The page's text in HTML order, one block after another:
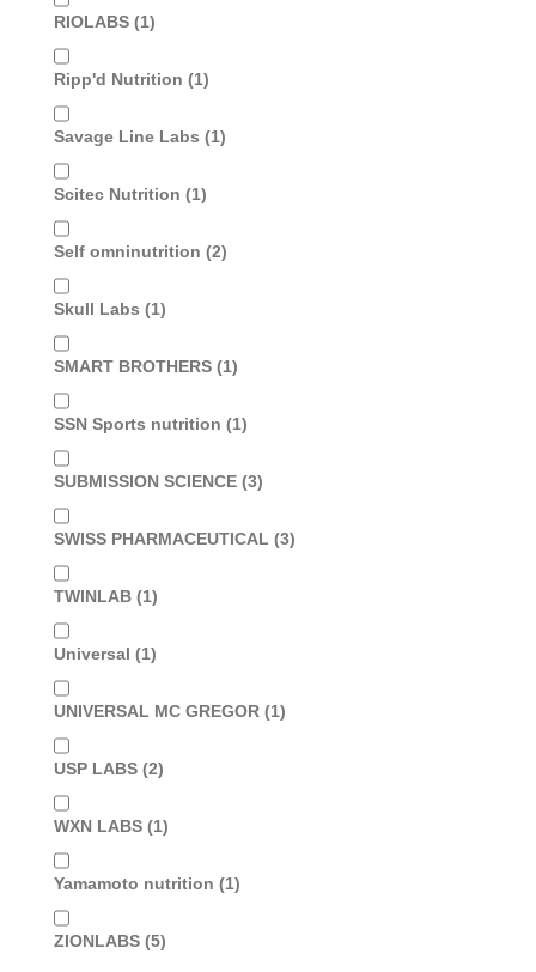
RIOLABS (1)
Ripp'd Nutrition (1)
Savage Line Labs (1)
Scitec Nutrition (1)
Self omninutrition (2)
Skull Labs (1)
SMART BROTHERS (1)
SSN Sports nutrition (1)
SUBMISSION SCIENCE (3)
SWISS PHARMACEUTICAL (3)
TWINLAB (1)
Universal (1)
UNIVERSAL MC GREGOR (1)
USP LABS (2)
WXN LABS (1)
Yamamoto nutrition (1)
ZIONLABS (5)